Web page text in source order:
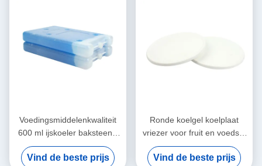
Voedingsmiddelenkwaliteit
600 ml ijskoeler baksteen -
niet-kaustisch Voor transport
in koude keten Voor voedsel
Vind de beste prijs
Ronde koelgel koelplaat
vriezer voor fruit en voedsel
vers, 860 ml inhoud voor
voedsel bevroren
Vind de beste prijs